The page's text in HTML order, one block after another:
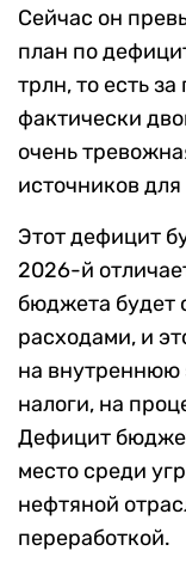
Сейчас он
план по
трлн, то есть
фактически
очень
источников
Этот дефицит
2026-й
бюджета будет
расходами, и
на внутреннюю
налоги, на
Дефицит
место среди
нефтяной
переработкой.